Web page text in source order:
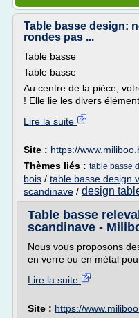
Table basse design:
rondes pas ...
Table basse
Table basse
Au centre de la pièce,
! Elle lie les divers
Lire la suite
Site : https://
Thèmes liés : table basse
bois / table basse design
scandinave / design
Table basse
scandinave -
Nous vous proposons
en verre ou en métal
Lire la suite
Site : https://